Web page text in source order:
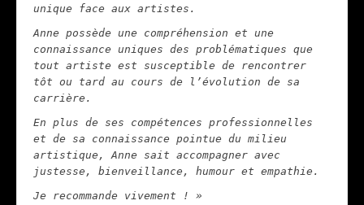
unique face aux artistes.
Anne possède une compréhension et une
connaissance uniques des problématiques que
tout artiste est susceptible de rencontrer
tôt ou tard au cours de l’évolution de sa
carrière.
En plus de ses compétences professionnelles
et de sa connaissance pointue du milieu
artistique, Anne sait accompagner avec
justesse, bienveillance, humour et empathie.
Je recommande vivement ! »